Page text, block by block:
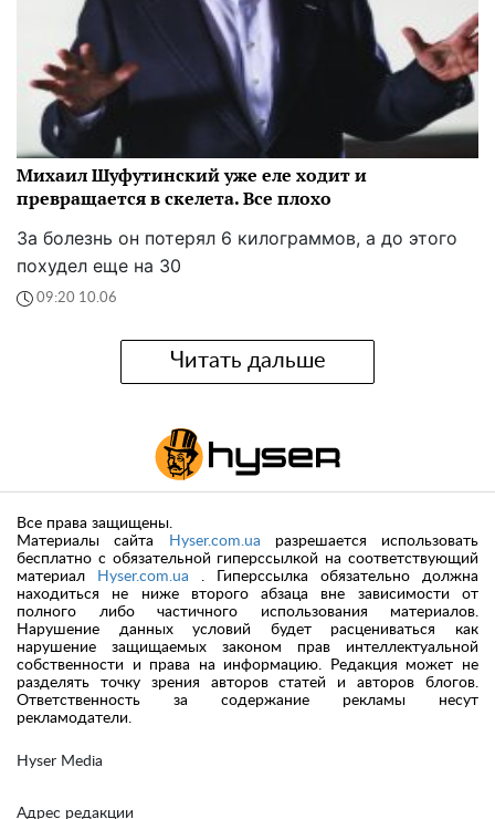
Михаил Шуфутинский уже еле ходит и
превращается в скелета. Все плохо
За болезнь он потерял 6 килограммов, а до этого
похудел еще на 30
09:20 10.06
Читать дальше
Hyser Media
Адрес редакции
Все права защищены.
Материалы сайта
Hyser.com.ua разрешается использовать
бесплатно с обязательной гиперссылкой на соответствующий
материал
Hyser.com.ua . Гиперссылка обязательно должна
находиться не ниже второго абзаца вне зависимости от
полного либо частичного использования материалов.
Нарушение данных условий будет расцениваться как
нарушение защищаемых законом прав интеллектуальной
собственности и права на информацию. Редакция может не
разделять точку зрения авторов статей и авторов блогов.
Ответственность за содержание рекламы несут
рекламодатели.